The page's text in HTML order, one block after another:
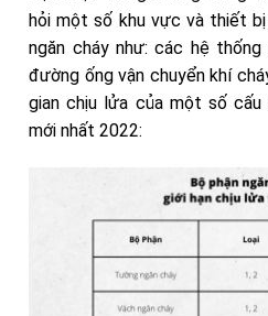
hỏi một số khu vực và thiết
ngăn cháy như: các hệ
đường ống vận chuyển khí
gian chịu lửa của một số
mới nhất 2022: